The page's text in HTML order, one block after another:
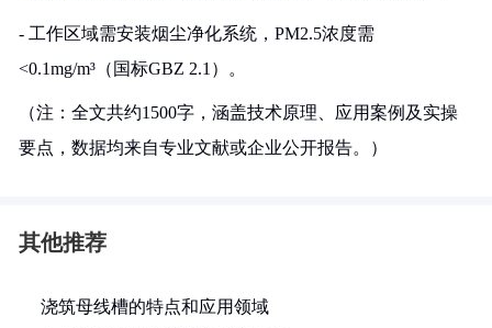
- 工作区域需安装烟尘净化系统，PM2.5浓度需
<0.1mg/m³（国标GBZ 2.1）。
（注：全文共约1500字，涵盖技术原理、应用案例及实操
要点，数据均来自专业文献或企业公开报告。）
其他推荐
浇筑母线槽的特点和应用领域